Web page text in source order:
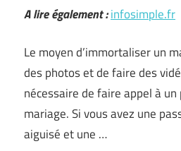
A lire également :infosimple.fr
Le moyen d’immortaliser un
des photos et de faire des
nécessaire de faire appel à
mariage. Si vous avez une
aiguisé et une …